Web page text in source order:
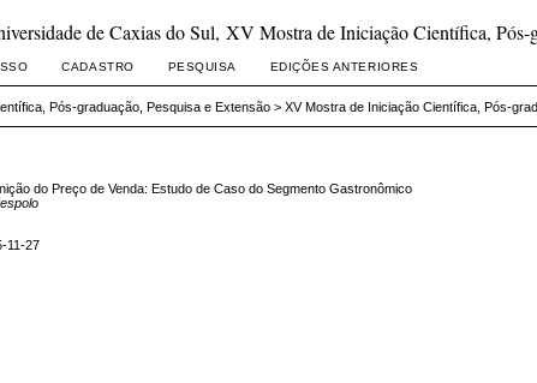
de Caxias do Sul, XV Mostra de Iniciação Científica, Pós-
CADASTRO PESQUISA EDIÇÕES ANTERIORES
Pós-graduação, Pesquisa e Extensão> XV Mostra de Iniciação Científica, Pós-
do Preço de Venda: Estudo de Caso do Segmento Gastronômico
11-27